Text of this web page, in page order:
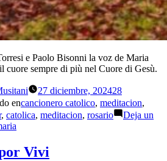
e Paolo Bisonni la voz de Maria
cuore sempre di più nel Cuore di Gesù.
27 diciembre, 202428
encancionero catolico, meditacion,
, catolica, meditacion, rosario
Deja un
Vivi